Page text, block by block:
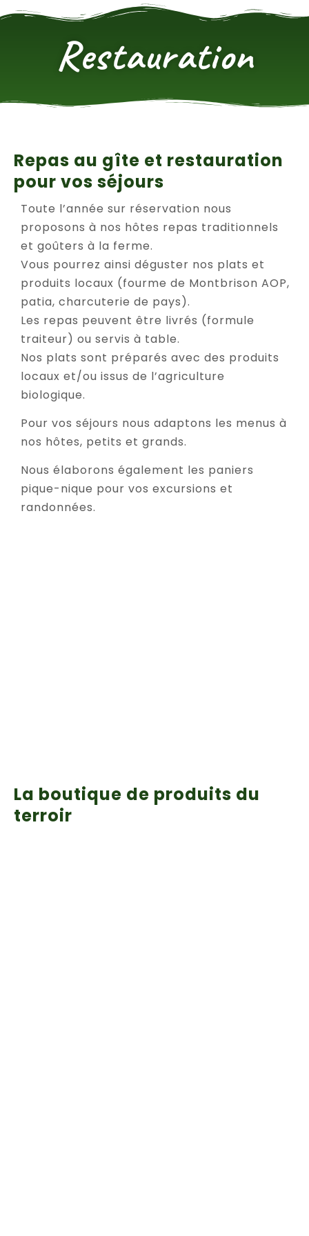
Restauration
Repas au gîte et restauration
pour vos séjours
Toute l’année sur réservation nous
proposons à nos hôtes repas traditionnels
et goûters à la ferme.
Vous pourrez ainsi déguster nos plats et
produits locaux (fourme de Montbrison AOP,
patia, charcuterie de pays).
Les repas peuvent être livrés (formule
traiteur) ou servis à table.
Nos plats sont préparés avec des produits
locaux et/ou issus de l’agriculture
biologique.
Pour vos séjours nous adaptons les menus à
nos hôtes, petits et grands.
Nous élaborons également les paniers
pique-nique pour vos excursions et
randonnées.
La boutique de produits du
terroir